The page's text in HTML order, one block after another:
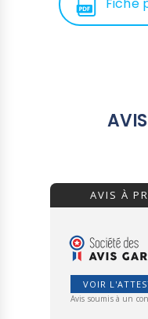
une partie du
prise en
sur mesure pour
Fiche
AVIS À
VOIR
Avis soumis à un